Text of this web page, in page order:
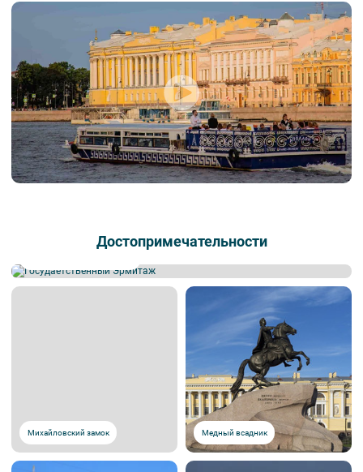
Достопримечательности
Михайловский замок Медный всадник